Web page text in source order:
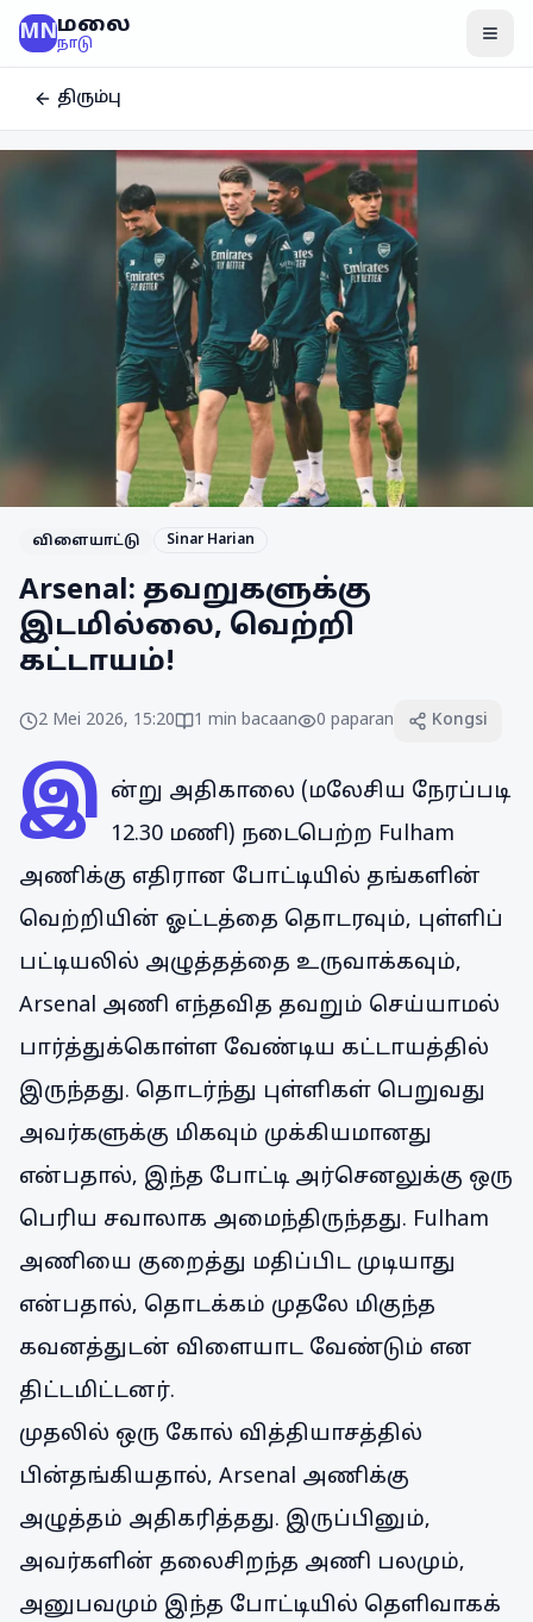
MNமலை
நாடு
திரும்பு
விளையாட்டு Sinar Harian
Arsenal: தவறுகளுக்கு
இடமில்லை, வெற்றி
கட்டாயம்!
2 Mei 2026, 15:20 1 min bacaan 0 paparan Kongsi
இ ன்று அதிகாலை (மலேசிய நேரப்படி
12.30 மணி) நடைபெற்ற Fulham
அணிக்கு எதிரான போட்டியில் தங்களின்
வெற்றியின் ஓட்டத்தை தொடரவும், புள்ளிப்
பட்டியலில் அழுத்தத்தை உருவாக்கவும்,
Arsenal அணி எந்தவித தவறும் செய்யாமல்
பார்த்துக்கொள்ள வேண்டிய கட்டாயத்தில்
இருந்தது. தொடர்ந்து புள்ளிகள் பெறுவது
அவர்களுக்கு மிகவும் முக்கியமானது
என்பதால், இந்த போட்டி அர்செனலுக்கு ஒரு
பெரிய சவாலாக அமைந்திருந்தது. Fulham
அணியை குறைத்து மதிப்பிட முடியாது
என்பதால், தொடக்கம் முதலே மிகுந்த
கவனத்துடன் விளையாட வேண்டும் என
திட்டமிட்டனர்.
முதலில் ஒரு கோல் வித்தியாசத்தில்
பின்தங்கியதால், Arsenal அணிக்கு
அழுத்தம் அதிகரித்தது. இருப்பினும்,
அவர்களின் தலைசிறந்த அணி பலமும்,
அனுபவமும் இந்த போட்டியில் தெளிவாகக்